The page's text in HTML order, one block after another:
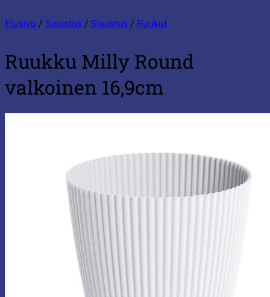
Etusivu / Sisustus / Sisustus / Ruukut
Ruukku Milly Round
valkoinen 16,9cm